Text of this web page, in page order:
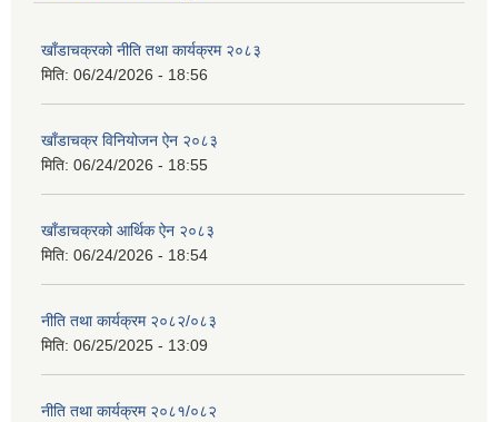
खाँडाचक्रको नीति तथा कार्यक्रम २०८३
मिति: 06/24/2026 - 18:56
खाँडाचक्र विनियोजन ऐन २०८३
मिति: 06/24/2026 - 18:55
खाँडाचक्रको आर्थिक ऐन २०८३
मिति: 06/24/2026 - 18:54
नीति तथा कार्यक्रम २०८२/०८३
मिति: 06/25/2025 - 13:09
नीति तथा कार्यक्रम २०८१/०८२